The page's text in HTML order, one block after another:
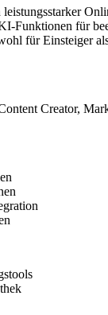
Funktionen für
für Einsteiger
Creator,